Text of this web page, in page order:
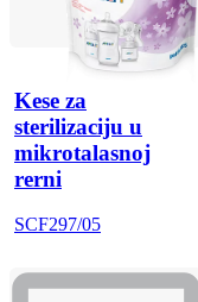
Kese za
sterilizaciju u
mikrotalasnoj
rerni
SCF297/05